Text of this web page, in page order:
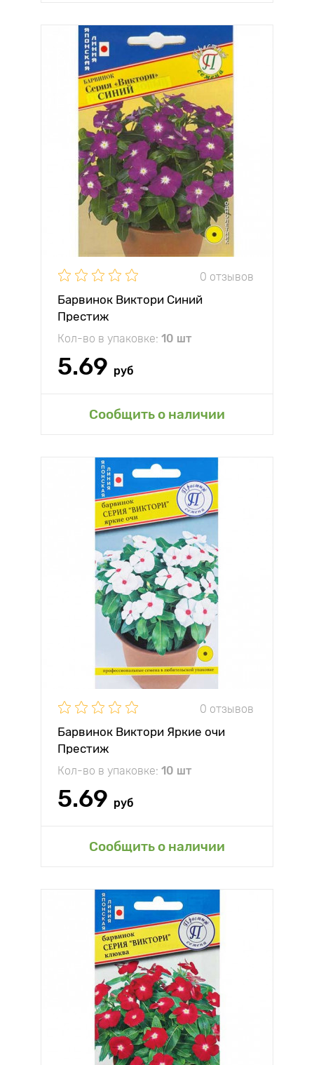
0 отзывов
Барвинок Виктори Синий
Престиж
Кол-во в упаковке: 10 шт
5.69 руб
Сообщить о наличии
0 отзывов
Барвинок Виктори Яркие очи
Престиж
Кол-во в упаковке: 10 шт
5.69 руб
Сообщить о наличии